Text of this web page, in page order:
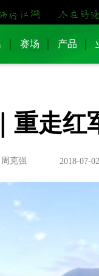
赛场 产品
重走红
克强 2018-07-